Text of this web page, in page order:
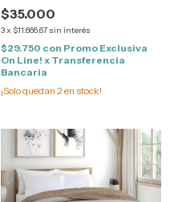
$35.000
3x $11.666,67 sin interés
$29.750 con Promo Exclusiva
On Line! x Transferencia
Bancaria
¡Solo quedan 2en stock!